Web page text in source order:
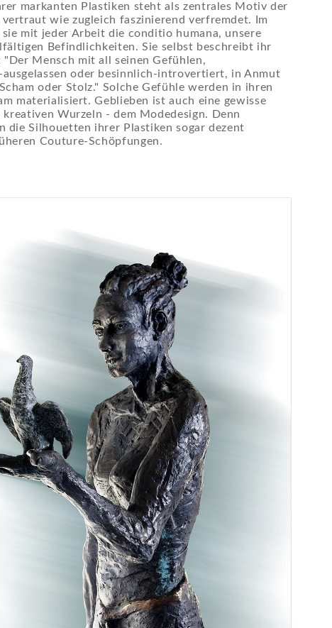
markanten Plastiken steht als zentrales Motiv der
vertraut wie zugleich faszinierend verfremdet. Im
mit jeder Arbeit die conditio humana, unsere
Befindlichkeiten. Sie selbst beschreibt ihr
"Der Mensch mit all seinen Gefühlen,
oder besinnlich-introvertiert, in Anmut
oder Stolz." Solche Gefühle werden in ihren
materialisiert. Geblieben ist auch eine gewisse
Wurzeln - dem Modedesign. Denn
die Silhouetten ihrer Plastiken sogar dezent
Couture-Schöpfungen.